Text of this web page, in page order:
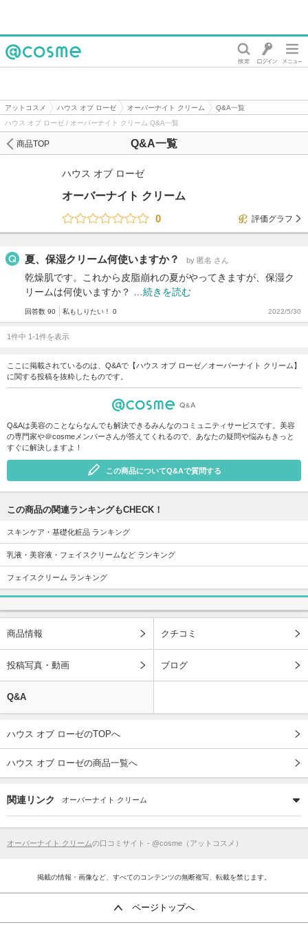
アットコスメ ハウス オブ ローゼ オーバーナイト クリーム
Q&A一覧
ハウス オブ ローゼ / オーバーナイト クリーム Q&A一覧
Q&A一覧
商品TOP
ハウス オブ ローゼ
オーバーナイト クリーム
0
評価グラフ
夏、保湿クリーム何使いますか？ by 匿名 さん
乾燥肌です。これから皮脂崩れの夏がやってきますが、保湿ク
リームは何使いますか？ … 続きを読む
回答数 90 私もしりたい！ 0 2022/5/30
1件中 1-1件を表示
ここに掲載されているのは、Q&Aで【ハウス オブ ローゼ／オーバーナイト クリーム】
に関する投稿を抜粋したものです。
Q&Aは美容のことならなんでも解決できるみんなのコミュニティサービスです。美容
の専門家や＠cosmeメンバーさんが答えてくれるので、あなたの疑問や悩みもきっと
すぐに解決しますよ！
この商品についてQ&Aで質問する
この商品の関連ランキングもCHECK！
スキンケア・基礎化粧品 ランキング
乳液・美容液・フェイスクリームなど ランキング
フェイスクリーム ランキング
商品情報 クチコミ
投稿写真・動画 ブログ
Q&A
ハウス オブ ローゼのTOPへ
ハウス オブ ローゼの商品一覧へ
関連リンク オーバーナイト クリーム
オーバーナイト クリームの口コミサイト - @cosme（アットコスメ）
掲載の情報・画像など、すべてのコンテンツの無断複写、転載を禁じます。
ページトップへ